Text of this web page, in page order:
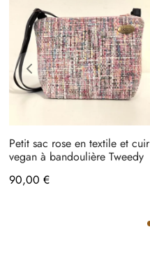
Petit sac rose en textile et cuir
vegan à bandoulière Tweedy
90,00 €